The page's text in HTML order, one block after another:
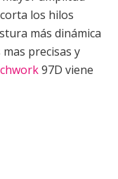
los hilos
más dinámica
precisas y
97D viene